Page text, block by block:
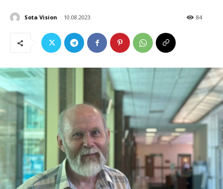
Sota Vision 10.08.2023 84